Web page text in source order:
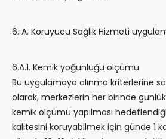
6. A. Koruyucu Sağlık Hizmeti
6.A.1. Kemik yoğunluğu ölçümü
Bu uygulamaya alınma kriterlerine
olarak, merkezlerin her birinde
kemik ölçümü yapılması
kalitesini koruyabilmek için günde 1